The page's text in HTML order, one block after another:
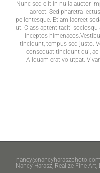
Nunc sed elit in nulla auctor
laoreet. Sed pharetra
pellentesque. Etiam laoreet
ut. Class aptent taciti
inceptos
tincidunt, tempus sed justo.
consequat tincidunt dui,
Aliquam erat volutpat.
nancy@nancyharaszphoto.com
Nancy Harasz, Realize Fine